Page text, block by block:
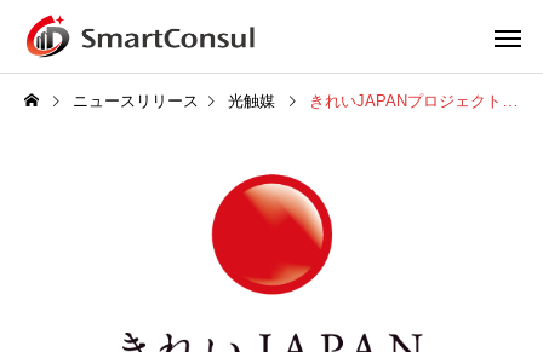
ニュースリリース 光触媒 きれいJAPANプロジェクト施工事例にko-kin.HOUSEが掲載